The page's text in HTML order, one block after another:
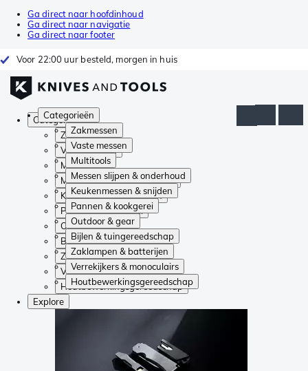
Ga direct naar hoofdinhoud
Ga direct naar navigatie
Ga direct naar footer
Voor 22:00 uur besteld, morgen in huis
Categorieën
Zakmessen
Vaste messen
Multitools
Messen slijpen & onderhoud
Keukenmessen & snijden
Pannen & kookgerei
Outdoor & gear
Bijlen & tuingereedschap
Zaklampen & batterijen
Verrekijkers & monoculairs
Houtbewerkingsgereedschap
Categorieën
Zakmessen
Vaste messen
Multitools
Messen slijpen & onderhoud
Keukenmessen & snijden
Pannen & kookgerei
Outdoor & gear
Bijlen & tuingereedschap
Zaklampen & batterijen
Verrekijkers & monoculairs
Houtbewerkingsgereedschap
Explore